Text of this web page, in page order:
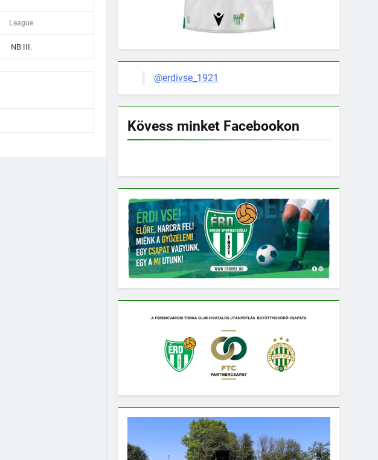
League
NB III.
@erdivse_1921
Kövess minket Facebookon